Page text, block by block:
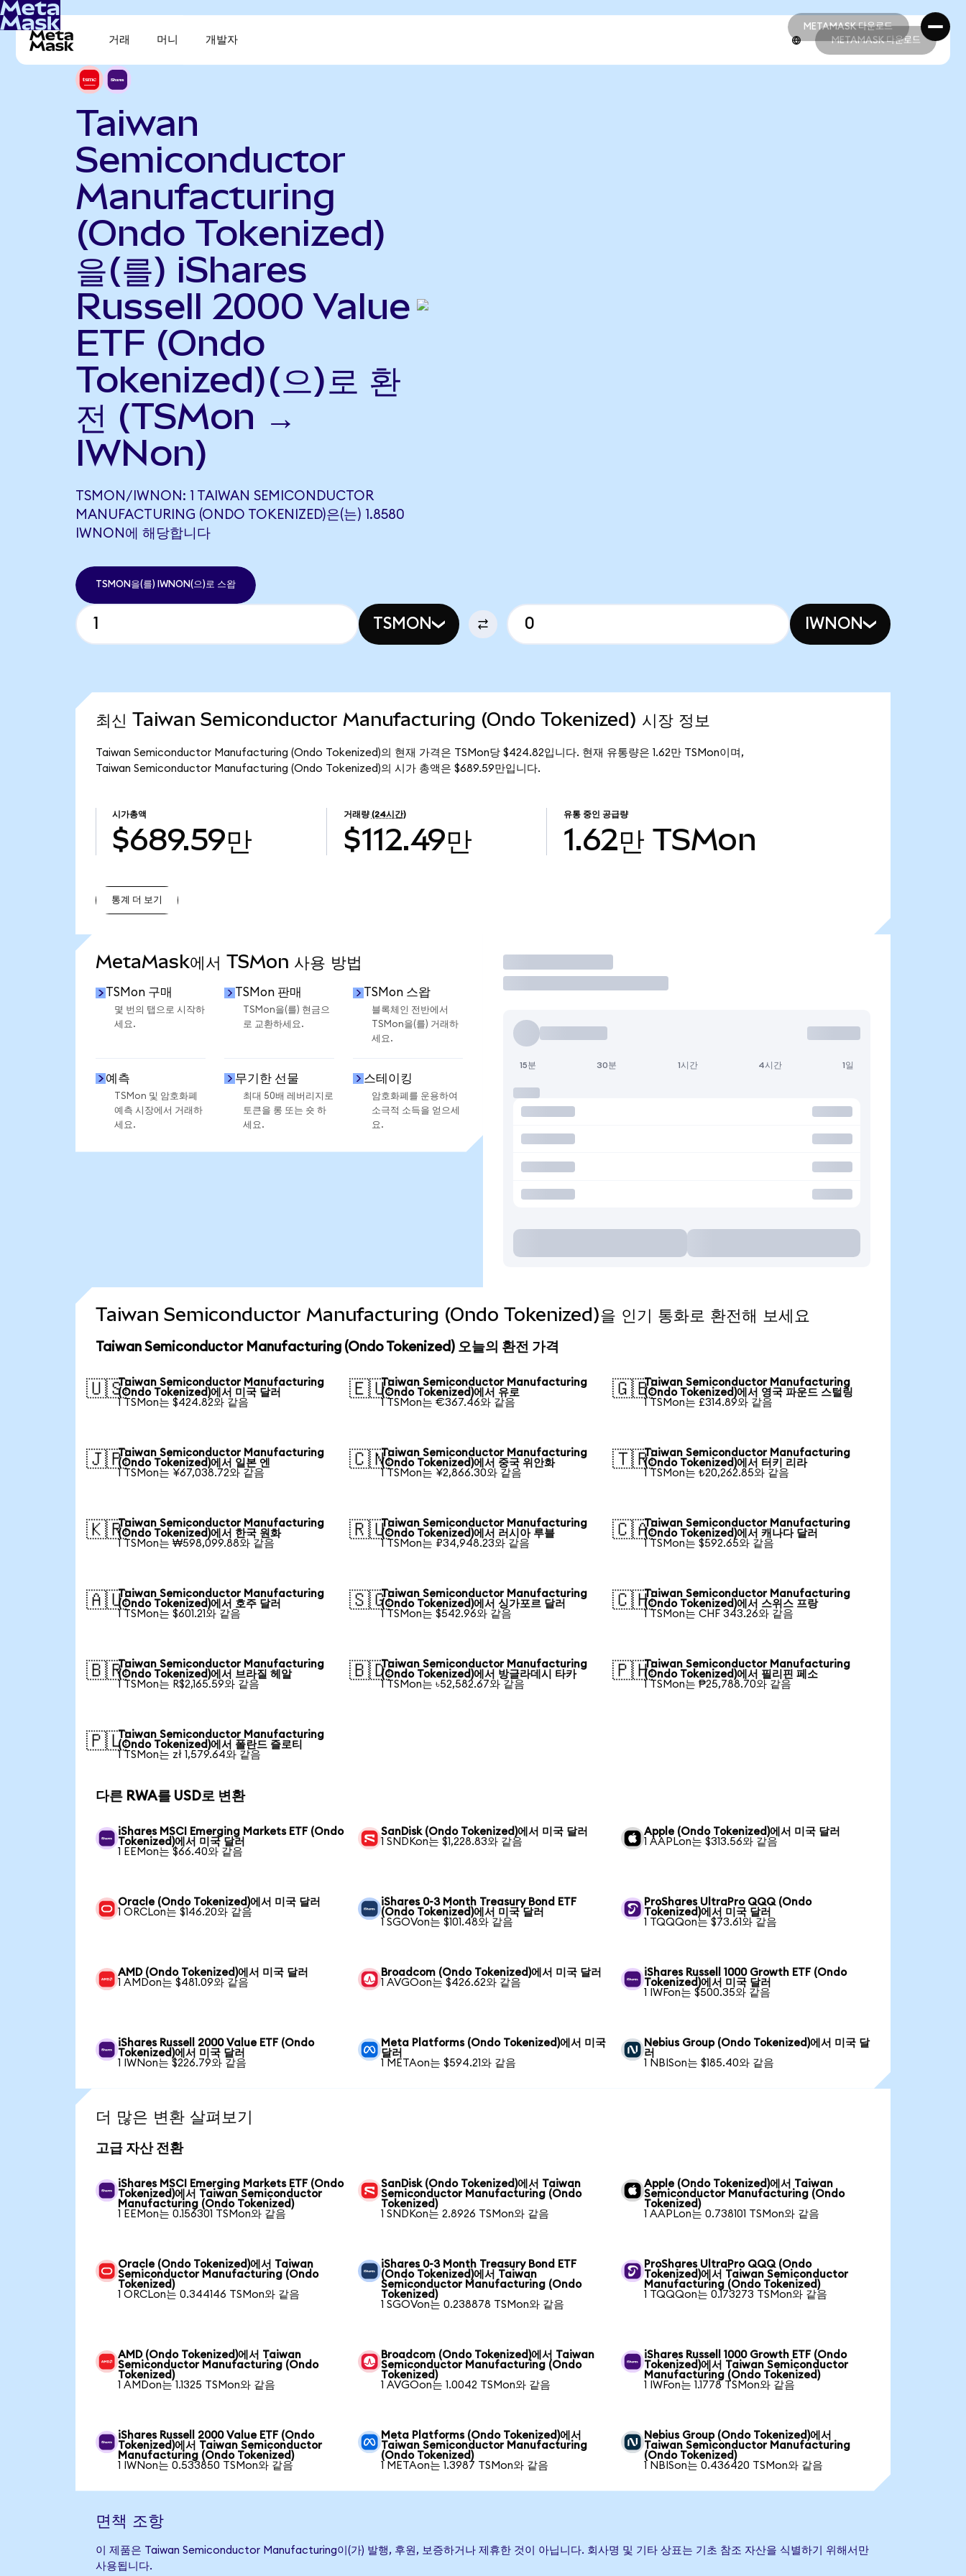
METAMASK 다운로드
METAMASK 다운로드
거래 머니 개발자 METAMASK 다운로드
Taiwan
Semiconductor
Manufacturing
(Ondo Tokenized)
을(를) iShares
Russell 2000 Value
ETF (Ondo
Tokenized)(으)로 환
전 (TSMon →
IWNon)
TSMON/IWNON: 1 TAIWAN SEMICONDUCTOR
MANUFACTURING (ONDO TOKENIZED)은(는) 1.8580
IWNON에 해당합니다
TSMON을(를) IWNON(으)로 스왑
TSMON IWNON
최신 Taiwan Semiconductor Manufacturing (Ondo Tokenized) 시장 정보
Taiwan Semiconductor Manufacturing (Ondo Tokenized)의 현재 가격은 TSMon당 $424.82입니다. 현재 유통량은 1.62만 TSMon이며,
Taiwan Semiconductor Manufacturing (Ondo Tokenized)의 시가 총액은 $689.59만입니다.
시가총액
$689.59만
거래량 (24시간)
$112.49만
유통 중인 공급량
1.62만 TSMon
통계 더 보기
MetaMask에서 TSMon 사용 방법
TSMon 구매
몇 번의 탭으로 시작하
세요.
TSMon 판매
TSMon을(를) 현금으
로 교환하세요.
TSMon 스왑
블록체인 전반에서
TSMon을(를) 거래하
세요.
예측
TSMon 및 암호화폐
예측 시장에서 거래하
세요.
무기한 선물
최대 50배 레버리지로
토큰을 롱 또는 숏 하
세요.
스테이킹
암호화폐를 운용하여
소극적 소득을 얻으세
요.
거래
15분 30분 1시간 4시간 1일
Taiwan Semiconductor Manufacturing (Ondo Tokenized)을 인기 통화로 환전해 보세요
Taiwan Semiconductor Manufacturing (Ondo Tokenized) 오늘의 환전 가격
🇺🇸Taiwan Semiconductor Manufacturing
(Ondo Tokenized)에서 미국 달러
1 TSMon는 $424.82와 같음
🇪🇺Taiwan Semiconductor Manufacturing
(Ondo Tokenized)에서 유로
1 TSMon는 €367.46와 같음
🇬🇧Taiwan Semiconductor Manufacturing
(Ondo Tokenized)에서 영국 파운드 스털링
1 TSMon는 £314.89와 같음
🇯🇵Taiwan Semiconductor Manufacturing
(Ondo Tokenized)에서 일본 엔
1 TSMon는 ¥67,038.72와 같음
🇨🇳Taiwan Semiconductor Manufacturing
(Ondo Tokenized)에서 중국 위안화
1 TSMon는 ¥2,866.30와 같음
🇹🇷Taiwan Semiconductor Manufacturing
(Ondo Tokenized)에서 터키 리라
1 TSMon는 ₺20,262.85와 같음
🇰🇷Taiwan Semiconductor Manufacturing
(Ondo Tokenized)에서 한국 원화
1 TSMon는 ₩598,099.88와 같음
🇷🇺Taiwan Semiconductor Manufacturing
(Ondo Tokenized)에서 러시아 루블
1 TSMon는 ₽34,948.23와 같음
🇨🇦Taiwan Semiconductor Manufacturing
(Ondo Tokenized)에서 캐나다 달러
1 TSMon는 $592.65와 같음
🇦🇺Taiwan Semiconductor Manufacturing
(Ondo Tokenized)에서 호주 달러
1 TSMon는 $601.21와 같음
🇸🇬Taiwan Semiconductor Manufacturing
(Ondo Tokenized)에서 싱가포르 달러
1 TSMon는 $542.96와 같음
🇨🇭Taiwan Semiconductor Manufacturing
(Ondo Tokenized)에서 스위스 프랑
1 TSMon는 CHF 343.26와 같음
🇧🇷Taiwan Semiconductor Manufacturing
(Ondo Tokenized)에서 브라질 헤알
1 TSMon는 R$2,165.59와 같음
🇧🇩Taiwan Semiconductor Manufacturing
(Ondo Tokenized)에서 방글라데시 타카
1 TSMon는 ৳52,582.67와 같음
🇵🇭Taiwan Semiconductor Manufacturing
(Ondo Tokenized)에서 필리핀 페소
1 TSMon는 ₱25,788.70와 같음
🇵🇱Taiwan Semiconductor Manufacturing
(Ondo Tokenized)에서 폴란드 즐로티
1 TSMon는 zł 1,579.64와 같음
다른 RWA를 USD로 변환
iShares MSCI Emerging Markets ETF (Ondo
Tokenized)에서 미국 달러
1 EEMon는 $66.40와 같음
SanDisk (Ondo Tokenized)에서 미국 달러
1 SNDKon는 $1,228.83와 같음
Apple (Ondo Tokenized)에서 미국 달러
1 AAPLon는 $313.56와 같음
Oracle (Ondo Tokenized)에서 미국 달러
1 ORCLon는 $146.20와 같음
iShares 0-3 Month Treasury Bond ETF
(Ondo Tokenized)에서 미국 달러
1 SGOVon는 $101.48와 같음
ProShares UltraPro QQQ (Ondo
Tokenized)에서 미국 달러
1 TQQQon는 $73.61와 같음
AMD (Ondo Tokenized)에서 미국 달러
1 AMDon는 $481.09와 같음
Broadcom (Ondo Tokenized)에서 미국 달러
1 AVGOon는 $426.62와 같음
iShares Russell 1000 Growth ETF (Ondo
Tokenized)에서 미국 달러
1 IWFon는 $500.35와 같음
iShares Russell 2000 Value ETF (Ondo
Tokenized)에서 미국 달러
1 IWNon는 $226.79와 같음
Meta Platforms (Ondo Tokenized)에서 미국
달러
1 METAon는 $594.21와 같음
Nebius Group (Ondo Tokenized)에서 미국 달
러
1 NBISon는 $185.40와 같음
더 많은 변환 살펴보기
고급 자산 전환
iShares MSCI Emerging Markets ETF (Ondo
Tokenized)에서 Taiwan Semiconductor
Manufacturing (Ondo Tokenized)
1 EEMon는 0.156301 TSMon와 같음
SanDisk (Ondo Tokenized)에서 Taiwan
Semiconductor Manufacturing (Ondo
Tokenized)
1 SNDKon는 2.8926 TSMon와 같음
Apple (Ondo Tokenized)에서 Taiwan
Semiconductor Manufacturing (Ondo
Tokenized)
1 AAPLon는 0.738101 TSMon와 같음
Oracle (Ondo Tokenized)에서 Taiwan
Semiconductor Manufacturing (Ondo
Tokenized)
1 ORCLon는 0.344146 TSMon와 같음
iShares 0-3 Month Treasury Bond ETF
(Ondo Tokenized)에서 Taiwan
Semiconductor Manufacturing (Ondo
Tokenized)
1 SGOVon는 0.238878 TSMon와 같음
ProShares UltraPro QQQ (Ondo
Tokenized)에서 Taiwan Semiconductor
Manufacturing (Ondo Tokenized)
1 TQQQon는 0.173273 TSMon와 같음
AMD (Ondo Tokenized)에서 Taiwan
Semiconductor Manufacturing (Ondo
Tokenized)
1 AMDon는 1.1325 TSMon와 같음
Broadcom (Ondo Tokenized)에서 Taiwan
Semiconductor Manufacturing (Ondo
Tokenized)
1 AVGOon는 1.0042 TSMon와 같음
iShares Russell 1000 Growth ETF (Ondo
Tokenized)에서 Taiwan Semiconductor
Manufacturing (Ondo Tokenized)
1 IWFon는 1.1778 TSMon와 같음
iShares Russell 2000 Value ETF (Ondo
Tokenized)에서 Taiwan Semiconductor
Manufacturing (Ondo Tokenized)
1 IWNon는 0.533850 TSMon와 같음
Meta Platforms (Ondo Tokenized)에서
Taiwan Semiconductor Manufacturing
(Ondo Tokenized)
1 METAon는 1.3987 TSMon와 같음
Nebius Group (Ondo Tokenized)에서
Taiwan Semiconductor Manufacturing
(Ondo Tokenized)
1 NBISon는 0.436420 TSMon와 같음
면책 조항
이 제품은 Taiwan Semiconductor Manufacturing이(가) 발행, 후원, 보증하거나 제휴한 것이 아닙니다. 회사명 및 기타 상표는 기초 참조 자산을 식별하기 위해서만
사용됩니다.